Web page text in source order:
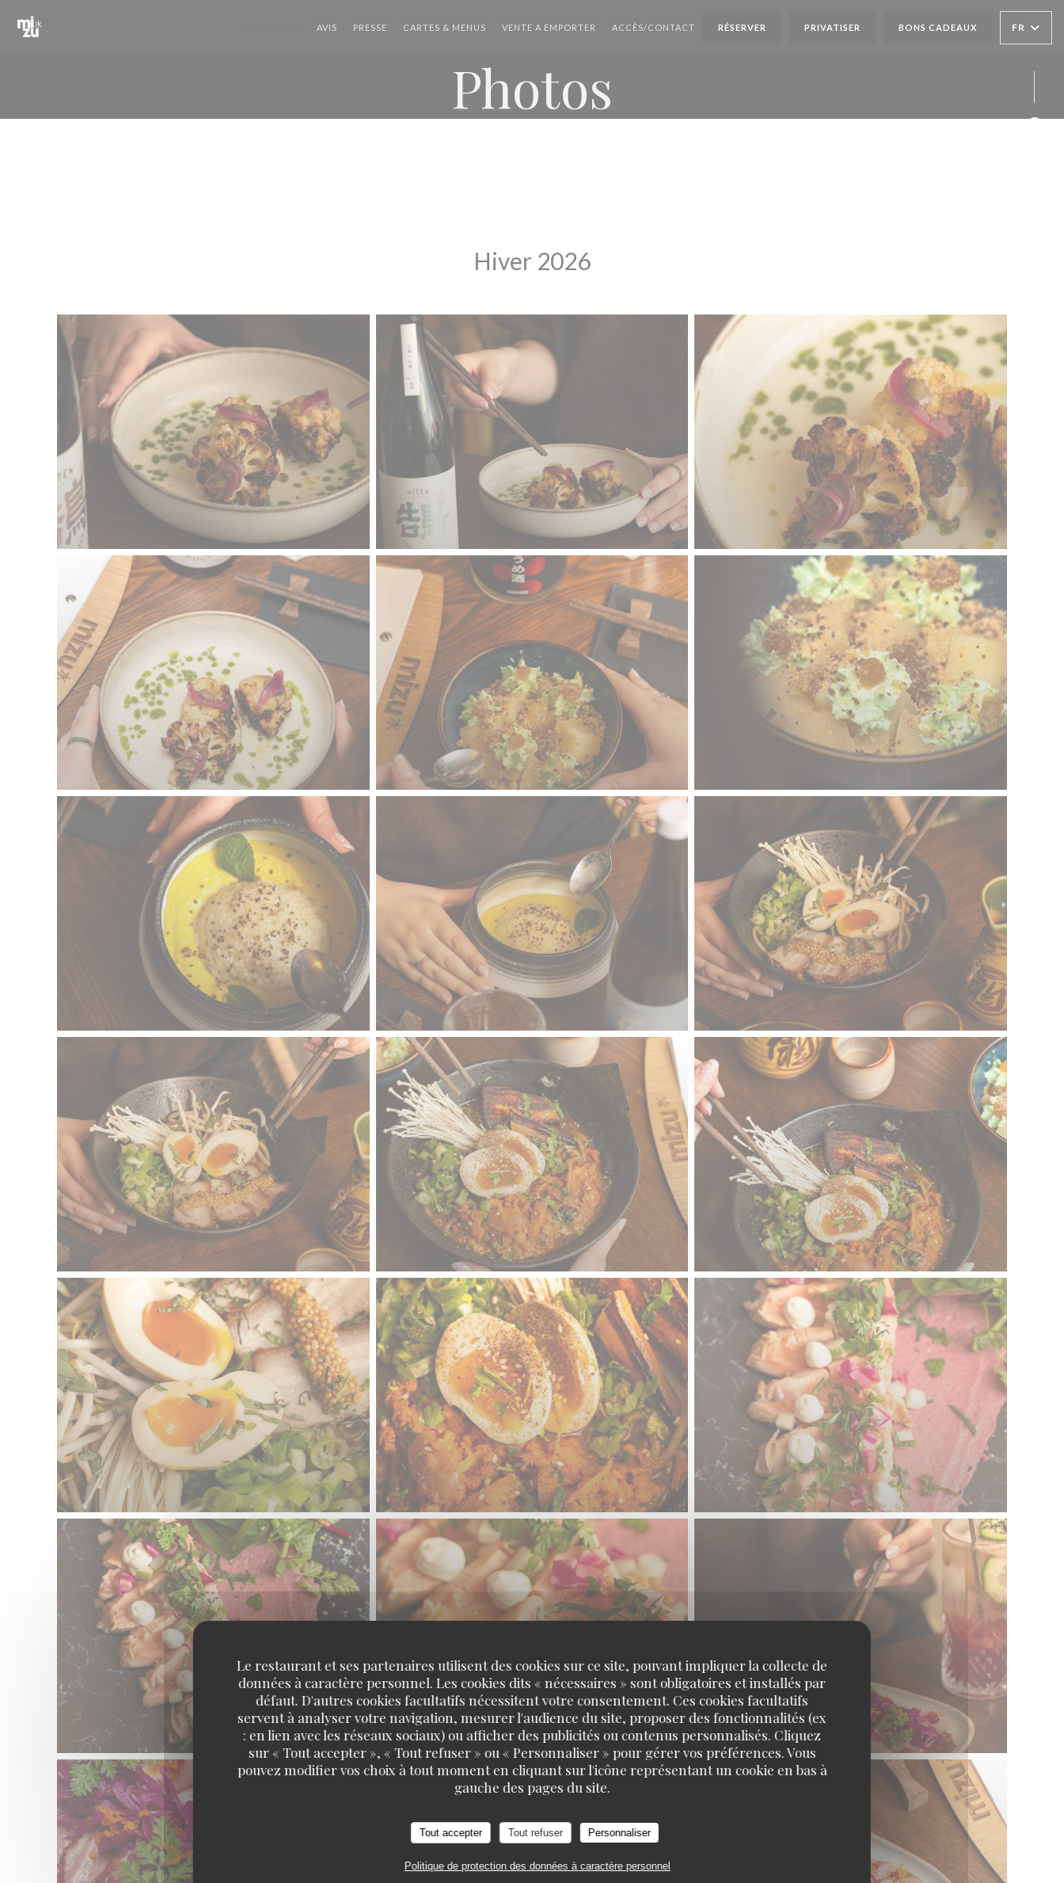
Personnalisation de vos choix en matière de cookies
Le restaurant et ses partenaires utilisent des cookies sur ce site, pouvant impliquer la collecte de
données à caractère personnel. Les cookies dits « nécessaires » sont obligatoires et installés par
défaut. D'autres cookies facultatifs nécessitent votre consentement. Ces cookies facultatifs
servent à analyser votre navigation, mesurer l'audience du site, proposer des fonctionnalités (ex
: en lien avec les réseaux sociaux) ou afficher des publicités ou contenus personnalisés. Cliquez
sur « Tout accepter », « Tout refuser » ou « Personnaliser » pour gérer vos préférences. Vous
pouvez modifier vos choix à tout moment en cliquant sur l'icône représentant un cookie en bas à
gauche des pages du site.
Tout accepter Tout refuser Personnaliser
Politique de protection des données à caractère personnel
AVIS PRESSE CARTES & MENUS ((OUVRE UNE NOUVELLE FENÊTRE))
VENTE A EMPORTER ((OUVRE UNE NOUVELLE FENÊTRE))
ACCÈS/CONTACT RÉSERVER PRIVATISER BONS CADEAUX FR
Photos
Hiver 2026